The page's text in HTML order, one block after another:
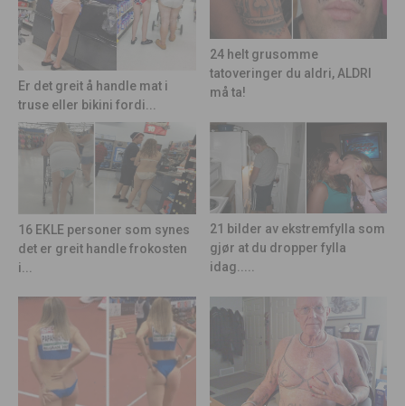
Er det greit å handle mat i
truse eller bikini fordi...
24 helt grusomme
tatoveringer du aldri, ALDRI
må ta!
16 EKLE personer som synes
det er greit handle frokosten
i...
21 bilder av ekstremfylla som
gjør at du dropper fylla
idag.....